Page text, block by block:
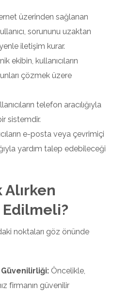
üzerinden sağlanan
sorununu uzaktan
iletişim kurar.
ekibin, kullanıcıların
çözmek üzere
telefon aracılığıyla
sistemdir.
e-posta veya çevrimiçi
yardım talep edebileceği
noktaları göz önünde
Güvenilirliği: Öncelikle,
firmanın güvenilir